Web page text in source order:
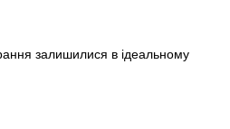
залишилися в ідеальному